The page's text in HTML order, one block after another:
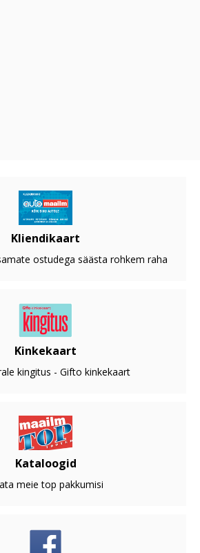
Kliendikaart
ostudega säästa rohkem raha
Kinkekaart
kingitus - Gifto kinkekaart
Kataloogid
meie top pakkumisi